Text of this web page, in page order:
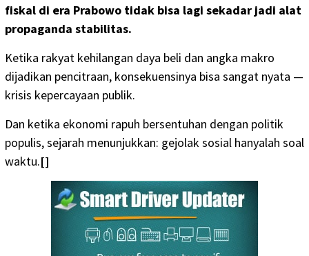
fiskal di era Prabowo tidak bisa lagi sekadar jadi alat
propaganda stabilitas.
Ketika rakyat kehilangan daya beli dan angka makro
dijadikan pencitraan, konsekuensinya bisa sangat nyata —
krisis kepercayaan publik.
Dan ketika ekonomi rapuh bersentuhan dengan politik
populis, sejarah menunjukkan: gejolak sosial hanyalah soal
waktu.[]